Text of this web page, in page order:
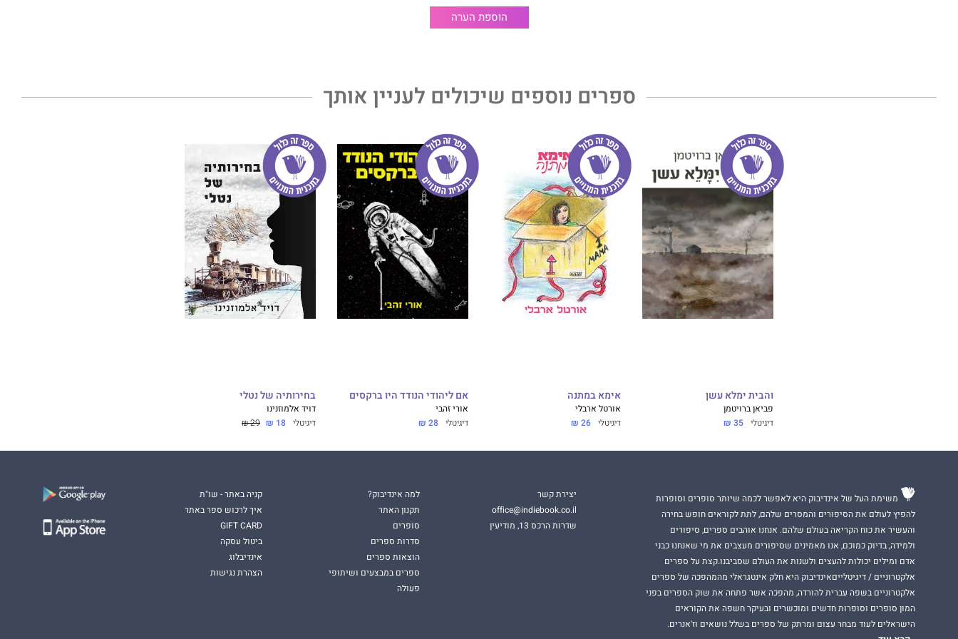
הוספת הערה
ספרים נוספים שיכולים לעניין אותך
והבית ימלא עשן
פביאן ברויטמן
דיגיטלי 35 ₪
אימא במתנה
אורטל ארבלי
דיגיטלי 26 ₪
אם ליהודי הנודד היו ברקסים
אורי זהבי
דיגיטלי 28 ₪
בחירותיה של נטלי
דויד אלמוזנינו
דיגיטלי 18 ₪
29 ₪
משימת העל של אינדיבוק היא לאפשר לכמה שיותר סופרים וסופרות
להפיץ לעולם את הסיפורים והמסרים שלהם, לתת לקוראים חופש בחירה
והעשיר את כוח הקריאה בעולם שלהם. אנחנו אוהבים ספרים, סיפורים
ולמידה, בדיוק כמוכם, אנו מאמינים שסיפורים מעצבים את מי שאנחנו כבני
אדם ומילים יכולות להעצים ולשנות את העולם שסביבנו.קצת על ספרים
אלקטרוניים / דיגיטלייםאינדיבוק היא חלק אינטגראלי מהמהפכה של ספרים
אלקטרוניים בשפה עברית להורדה, מהפכה אשר פתחה את שוק הספרים בפני
המון סופרים וסופרות חדשים ומוכשרים ובעיקר חשפה את הקוראים
הישראלים לעוד מבחר עצום ומרתק של ספרים בשלל נושאים וז'אנרים.
יצירת קשר
office@indiebook.co.il
שדרות הרכס 13, מודיעין
למה אינדיבוק?
תקנון האתר
סופרים
סדרות ספרים
הוצאות ספרים
ספרים במבצעים ושיתופי
פעולה
קניה באתר - שו"ת
איך לרכוש ספר באתר
GIFT CARD
ביטול עסקה
אינדיבלוג
הצהרת נגישות